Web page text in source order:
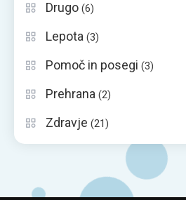
Drugo (6)
Lepota (3)
Pomoč in posegi (3)
Prehrana (2)
Zdravje (21)